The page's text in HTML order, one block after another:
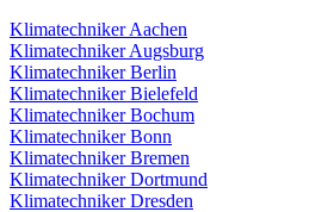
Klimatechniker Aachen
Klimatechniker Augsburg
Klimatechniker Berlin
Klimatechniker Bielefeld
Klimatechniker Bochum
Klimatechniker Bonn
Klimatechniker Bremen
Klimatechniker Dortmund
Klimatechniker Dresden